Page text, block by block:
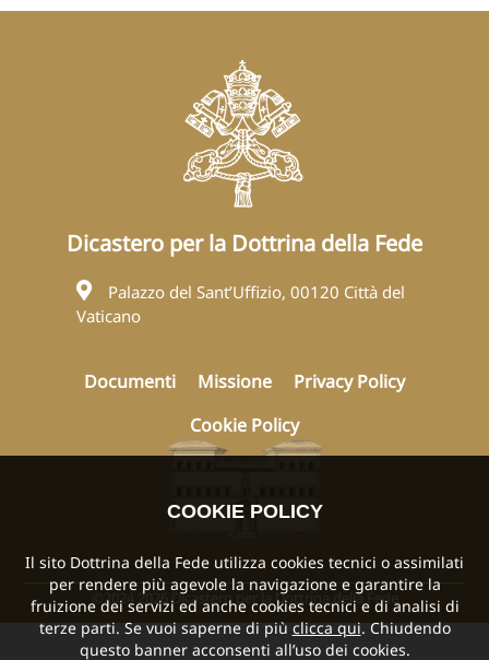
Dicastero per la Dottrina della Fede
Palazzo del Sant’Uffizio, 00120 Città del
Vaticano
Documenti Missione
Privacy Policy
Cookie Policy
©2024 2026 Dicastero per la Dottrina della Fede
COOKIE POLICY
Il sito Dottrina della Fede utilizza cookies tecnici o assimilati
per rendere più agevole la navigazione e garantire la
fruizione dei servizi ed anche cookies tecnici e di analisi di
terze parti. Se vuoi saperne di piùclicca qui. Chiudendo
questo banner acconsenti all’uso dei cookies.